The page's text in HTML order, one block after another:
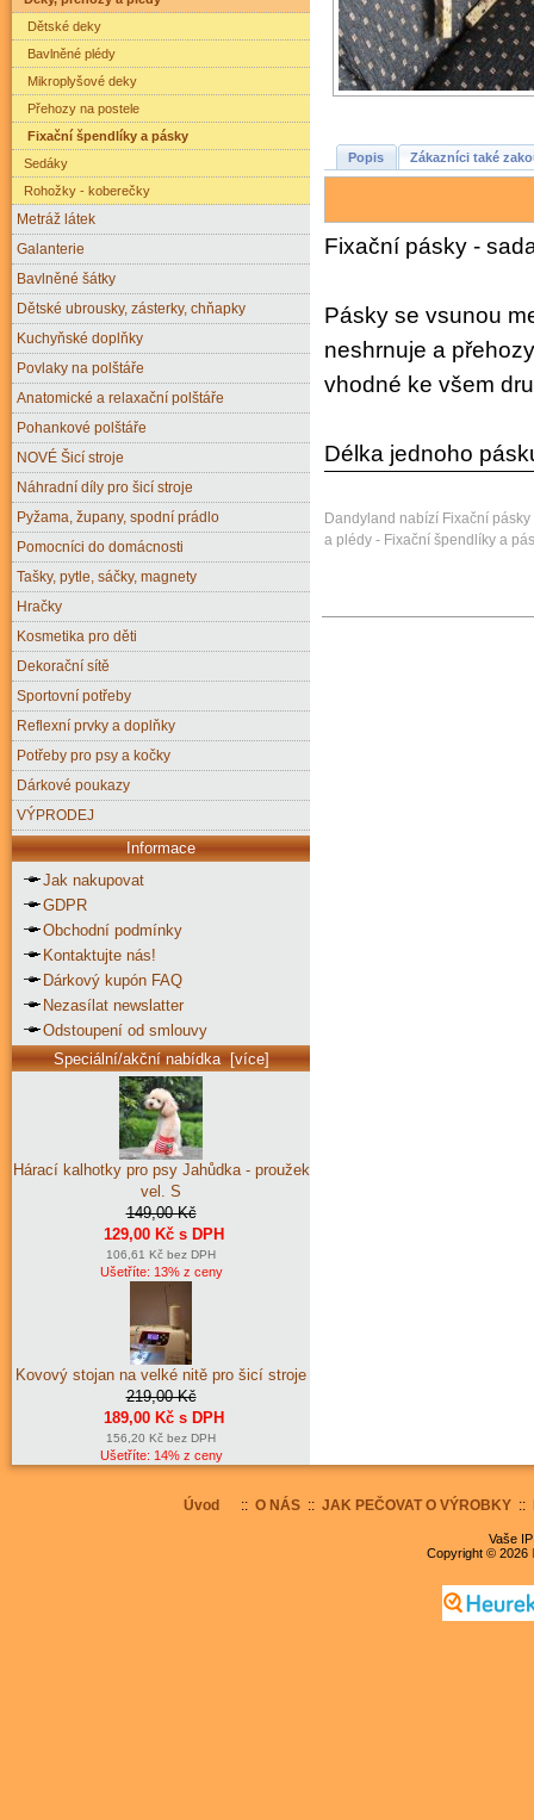
Popis Zákazníci také
Fixační pásky -
Pásky se vsunou
neshrnuje a
vhodné ke všem
Délka jednoho
Dandyland nabízí Fixační
a plédy - Fixační špendlíky a
Dětské deky
Bavlněné plédy
Mikroplyšové deky
Přehozy na postele
Fixační špendlíky a pásky
Sedáky
Rohožky - koberečky
Metráž látek
Galanterie
Bavlněné šátky
Dětské ubrousky, zásterky, chňapky
Kuchyňské doplňky
Povlaky na polštáře
Anatomické a relaxační polštáře
Pohankové polštáře
NOVÉ Šicí stroje
Náhradní díly pro šicí stroje
Pyžama, župany, spodní prádlo
Pomocníci do domácnosti
Tašky, pytle, sáčky, magnety
Hračky
Kosmetika pro děti
Dekorační sítě
Sportovní potřeby
Reflexní prvky a doplňky
Potřeby pro psy a kočky
Dárkové poukazy
VÝPRODEJ
Informace
Jak nakupovat
GDPR
Obchodní podmínky
Kontaktujte nás!
Dárkový kupón FAQ
Nezasílat newslatter
Odstoupení od smlouvy
Speciální/akční nabídka [více]
Hárací kalhotky pro psy Jahůdka - proužek
vel. S
149,00 Kč
129,00 Kč s DPH
106,61 Kč bez DPH
Ušetříte: 13% z ceny
Kovový stojan na velké nitě pro šicí stroje
219,00 Kč
189,00 Kč s DPH
156,20 Kč bez DPH
Ušetříte: 14% z ceny
Úvod :: O NÁS:: JAK PEČOVAT O VÝROBKY::
Vaše
Copyright © 2026